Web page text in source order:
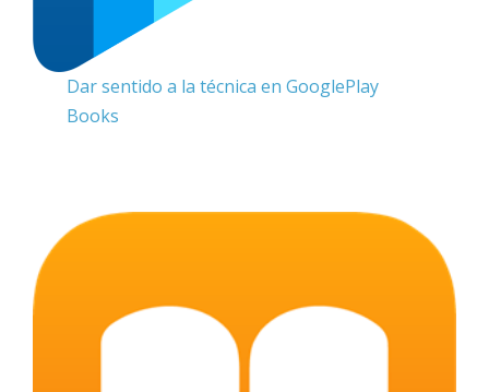
Dar sentido a la técnica en GooglePlay
Books